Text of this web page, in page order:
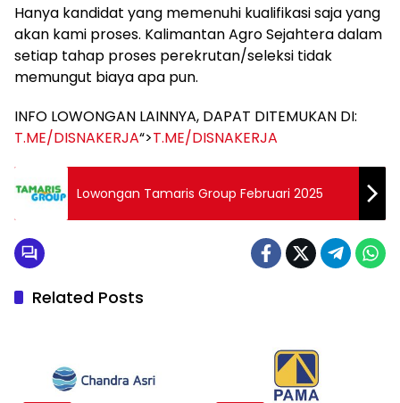
Hanya kandidat yang memenuhi kualifikasi saja yang
akan kami proses. Kalimantan Agro Sejahtera dalam
setiap tahap proses perekrutan/seleksi tidak
memungut biaya apa pun.
INFO LOWONGAN LAINNYA, DAPAT DITEMUKAN DI:
T.ME/DISNAKERJA“>T.ME/DISNAKERJA
Lowongan Tamaris Group Februari 2025
Related Posts